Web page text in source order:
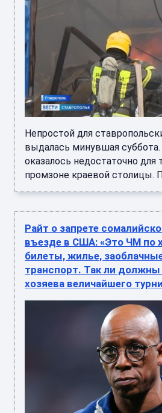
Непростой для
выдалась минувшая
оказалось недостаточно
промзоне краевой столицы.
Райт о запрете
въезде в США: «Это ЧМ по
билеты, жилье,
транспорт. Так ли должны
хозяева величайшего